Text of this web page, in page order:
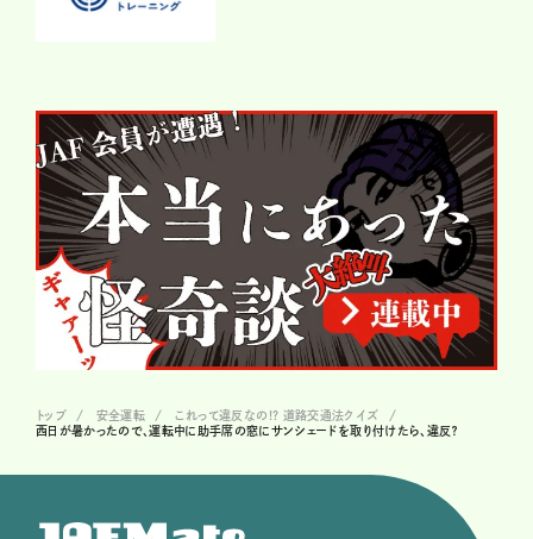
トップ 安全運転
これって違反なの!? 道路交通法クイズ
西日が暑かったので、運転中に助手席の窓にサンシェードを取り付けたら、違反？